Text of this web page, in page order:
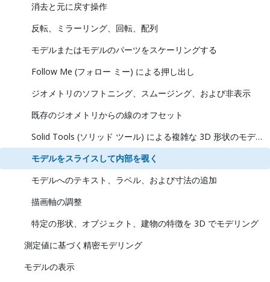
消去と元に戻す操作
反転、ミラーリング、回転、配列
モデルまたはモデルのパーツをスケーリングする
Follow Me (フォロー ミー) による押し出し
ジオメトリのソフトニング、スムージング、および非表示
既存のジオメトリからの線のオフセット
Solid Tools (ソリッド ツール) による複雑な 3D 形状のモデリング
モデルをスライスして内部を覗く
モデルへのテキスト、ラベル、および寸法の追加
描画軸の調整
特定の形状、オブジェクト、建物の特徴を 3D でモデリング
測定値に基づく精密モデリング
モデルの表示